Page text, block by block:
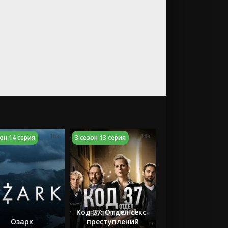
Озарк
14 серия 16+
Код 37: Отдел секс-
преступлений
3 сезон 13 серия 18+